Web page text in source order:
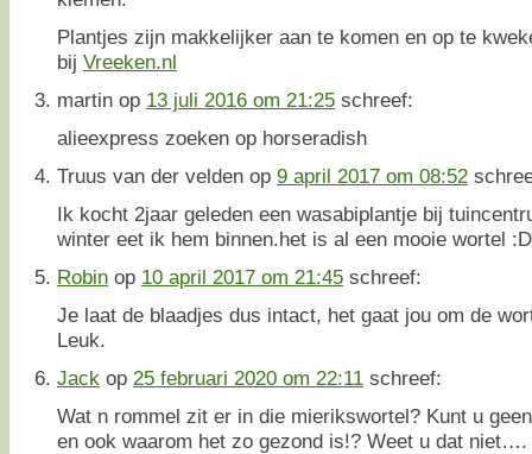
Plantjes zijn makkelijker aan te komen en op te
bij Vreeken.nl
martin op 13 juli 2016 om 21:25 schreef:
alieexpress zoeken op horseradish
Truus van der velden op 9 april 2017 om 08:52
Ik kocht 2jaar geleden een wasabiplantje bij
winter eet ik hem binnen.het is al een mooie wortel :D
Robin op 10 april 2017 om 21:45 schreef:
Je laat de blaadjes dus intact, het gaat jou om de
Leuk.
Jack op 25 februari 2020 om 22:11 schreef:
Wat n rommel zit er in die mierikswortel? Kunt u
en ook waarom het zo gezond is!? Weet u dat niet….